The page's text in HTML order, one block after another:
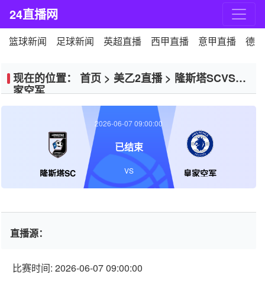
24直播网
篮球新闻 足球新闻 英超直播 西甲直播 意甲直播 德
现在的位置： 首页 > 美乙2直播> 隆斯塔SCVS皇
家空军
隆斯塔SC 皇家空军
2026-06-07 09:00:00
已结束
VS
直播源：
比赛时间: 2026-06-07 09:00:00